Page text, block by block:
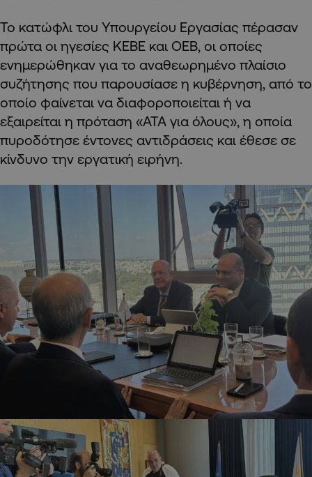
Το κατώφλι του Υπουργείου Εργασίας πέρασαν
πρώτα οι ηγεσίες ΚΕΒΕ και ΟΕΒ, οι οποίες
ενημερώθηκαν για το αναθεωρημένο πλαίσιο
συζήτησης που παρουσίασε η κυβέρνηση, από το
οποίο φαίνεται να διαφοροποιείται ή να
εξαιρείται η πρόταση «ΑΤΑ για όλους», η οποία
πυροδότησε έντονες αντιδράσεις και έθεσε σε
κίνδυνο την εργατική ειρήνη.